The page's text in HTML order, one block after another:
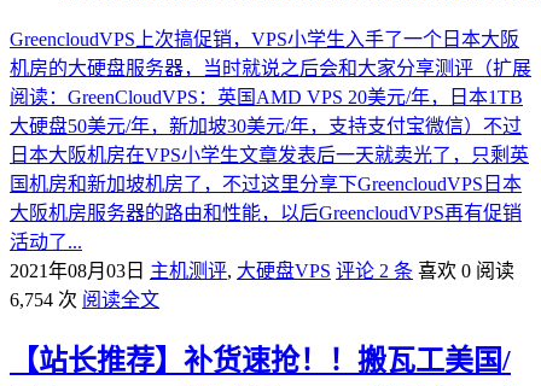
GreencloudVPS上次搞促销，VPS小学生入手了一个日本大阪
机房的大硬盘服务器，当时就说之后会和大家分享测评（扩展
阅读：GreenCloudVPS：英国AMD VPS 20美元/年，日本1TB
大硬盘50美元/年，新加坡30美元/年，支持支付宝微信）不过
日本大阪机房在VPS小学生文章发表后一天就卖光了，只剩英
国机房和新加坡机房了，不过这里分享下GreencloudVPS日本
大阪机房服务器的路由和性能，以后GreencloudVPS再有促销
活动了...
2021年08月03日 主机测评, 大硬盘VPS 评论 2 条 喜欢 0 阅读
6,754 次 阅读全文
【站长推荐】补货速抢！！搬瓦工美国/